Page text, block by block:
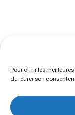
Pour offrir les
de retirer son